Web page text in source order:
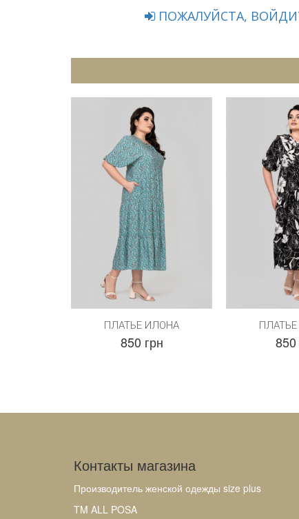
ПОЖАЛУЙСТА,
ПЛАТЬЕ ИЛОНА
850 грн 850
Контакты магазина
Производитель женской одежды size plus
TM ALL POSA